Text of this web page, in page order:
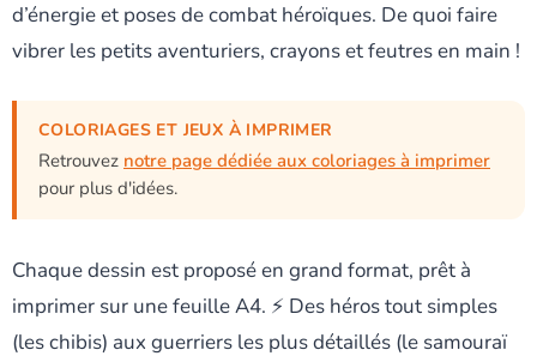
d’énergie et poses de combat héroïques. De quoi faire
vibrer les petits aventuriers, crayons et feutres en main !
COLORIAGES ET JEUX À IMPRIMER
Retrouvez notre page dédiée aux coloriages à imprimer
pour plus d'idées.
Chaque dessin est proposé en grand format, prêt à
imprimer sur une feuille A4. ⚡ Des héros tout simples
(les chibis) aux guerriers les plus détaillés (le samouraï